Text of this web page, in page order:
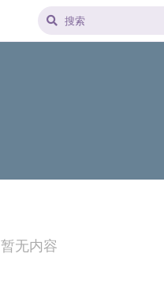
暂无内容